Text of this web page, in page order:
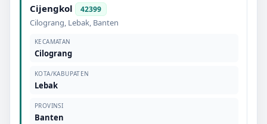
Cijengkol 42399
Cilograng, Lebak, Banten
KECAMATAN
Cilograng
KOTA/KABUPATEN
Lebak
PROVINSI
Banten